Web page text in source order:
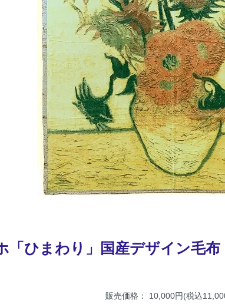
「ひまわり」国産デザイン毛布
販売価格： 10,000円(税込